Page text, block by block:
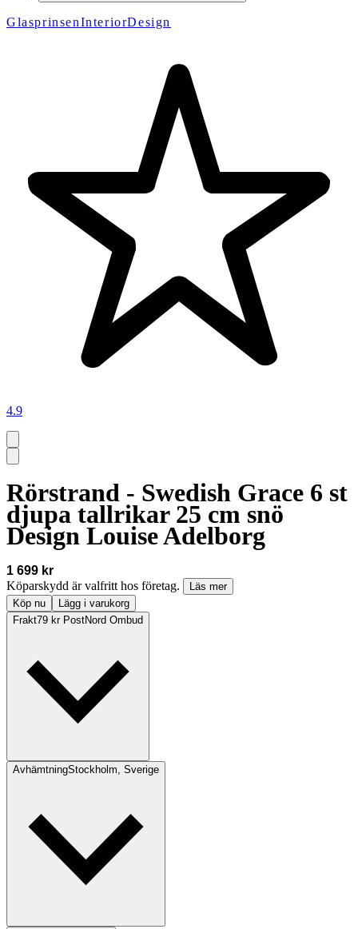
GlasprinsenInteriorDesign
4.9
Rörstrand - Swedish Grace 6 st
djupa tallrikar 25 cm snö
Design Louise Adelborg
1 699 kr
Köparskydd är valfritt hos företag.
Läs mer
Köp nu
Lägg i varukorg
Frakt79 kr PostNord Ombud
AvhämtningStockholm, Sverige